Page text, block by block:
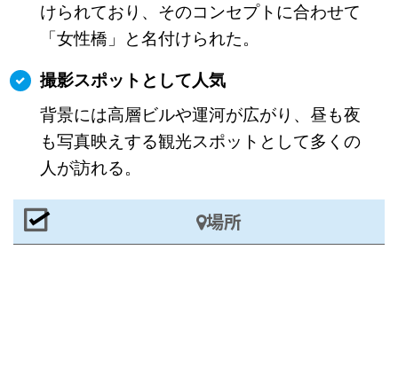
けられており、そのコンセプトに合わせて
「女性橋」と名付けられた。
撮影スポットとして人気
背景には高層ビルや運河が広がり、昼も夜
も写真映えする観光スポットとして多くの
人が訪れる。
場所